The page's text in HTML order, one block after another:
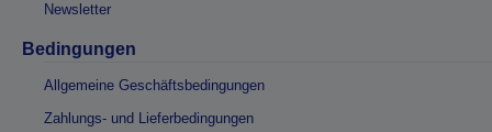
Newsletter
Bedingungen
Allgemeine Geschäftsbedingungen
Zahlungs- und Lieferbedingungen